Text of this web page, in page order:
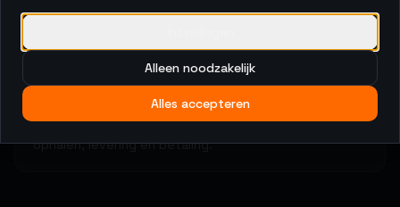
Regel het rechtstreeks
Na de veiling spreek je met de hoogste bieder af over
ophalen, levering en betaling.
Alleen noodzakelijk
Alles accepteren